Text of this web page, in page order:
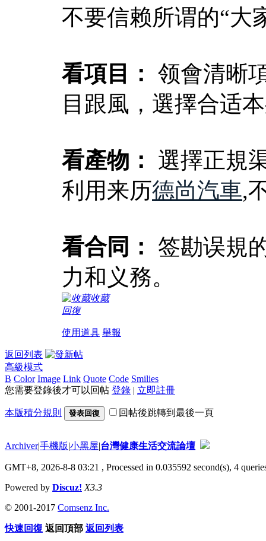
不要信赖所谓的“大
看項目： 领會清晰
目跟風，選擇合适
看產物：
選擇正規
利用来历德尚汽車,
看合同：
签勘误規
力和义務。
收藏
回復
使用道具 舉報
返回列表
高級模式
B Color Image Link Quote Code Smilies
您需要登錄後才可以回帖 登錄 | 立即註冊
本版積分規則 發表回復 回帖後跳轉到最後一頁
Archiver|手機版|小黑屋|台灣健康生活交流論壇
GMT+8, 2026-8-8 03:21 , Processed in 0.035592 second(s), 4
Powered by Discuz! X3.3
© 2001-2017 Comsenz Inc.
快速回復 返回頂部 返回列表